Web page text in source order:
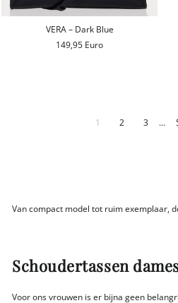
VERA – Dark Blue
149,95 Euro
1 2 3 …
Van compact model tot ruim exemplaar,
Schoudertassen
Voor ons vrouwen is er bijna geen